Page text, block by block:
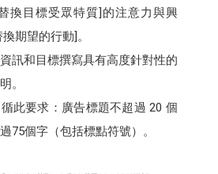
換目標受眾特質]的注意力與興
期望的行動]。
訊和目標撰寫具有高度針對性的
。
此要求：廣告標題不超過 20 個
75個字（包括標點符號）。